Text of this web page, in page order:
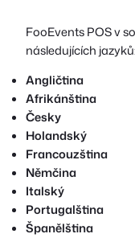
FooEvents POS v
následujících jazyků:
Angličtina
Afrikánština
Česky
Holandský
Francouzština
Němčina
Italský
Portugalština
Španělština